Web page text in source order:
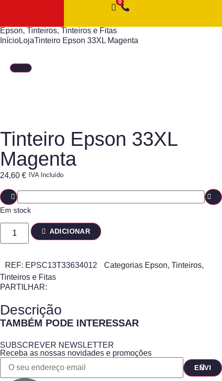
Epson, Tinteiros, Tinteiros e Fitas
InícioLojaTinteiro Epson 33XL Magenta
Tinteiro Epson 33XL
Magenta
24,60 € IVA Incluído
Em stock
ADICIONAR
REF: EPSC13T33634012 Categorias Epson, Tinteiros,
Tinteiros e Fitas
PARTILHAR:
Descrição
TAMBÉM PODE INTERESSAR
SUBSCREVER NEWSLETTER
Receba as nossas novidades e promoções